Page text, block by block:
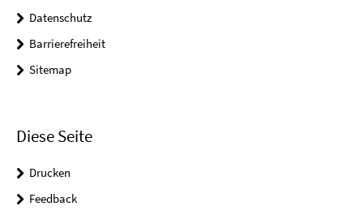
Datenschutz
Barrierefreiheit
Sitemap
Diese Seite
Drucken
Feedback